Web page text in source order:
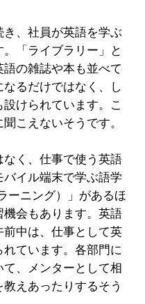
、社員が英語を学ぶ
「ライブラリー」と
の雑誌や本も並べて
るだけではなく、し
けられています。こ
こえないそうです。
く、仕事で使う英語
イル端末で学ぶ語学
ーニング）」があるほ
会もあります。英語
中は、仕事として英
ています。各部門に
、メンターとして相
えあったりするそう